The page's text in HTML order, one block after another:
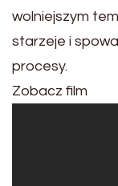
wolniejszym
starzeje i
procesy.
Zobacz film